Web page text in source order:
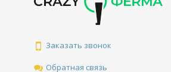
Заказать звонок
Обратная связь